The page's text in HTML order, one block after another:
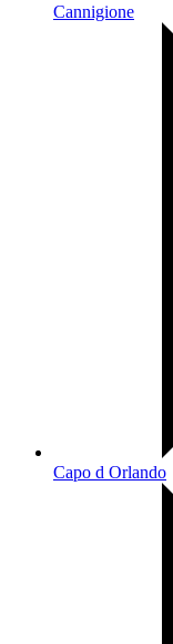
Cannigione
Capo d Orlando